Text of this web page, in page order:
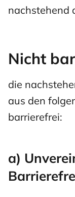
nachstehend
Nicht
die
aus den
barrierefrei:
a)